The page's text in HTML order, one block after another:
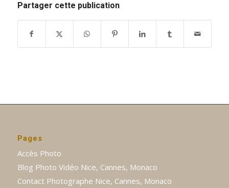
Partager cette publication
Pages
Accès Photo
Blog Photo Vidéo Nice, Cannes, Monaco
Contact Photographe Nice, Cannes, Monaco